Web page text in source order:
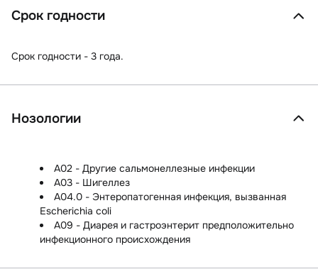
Срок годности
Срок годности - 3 года.
Нозологии
A02 - Другие сальмонеллезные инфекции
A03 - Шигеллез
A04.0 - Энтеропатогенная инфекция, вызванная
Escherichia coli
A09 - Диарея и гастроэнтерит предположительно
инфекционного происхождения